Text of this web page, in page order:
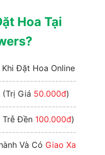
Hoa Tại
Đặt Hoa Online
Giá 50.000đ)
Trễ Đền 100.000đ)
Và Có Giao Xa